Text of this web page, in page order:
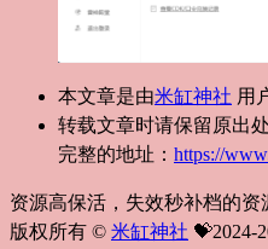
本文章是由米缸神社 用
转载文章时请保留原出
完整的地址： https://
资源高保活，失效秒补档的资
版权所有 © 米缸神社 💝2024-